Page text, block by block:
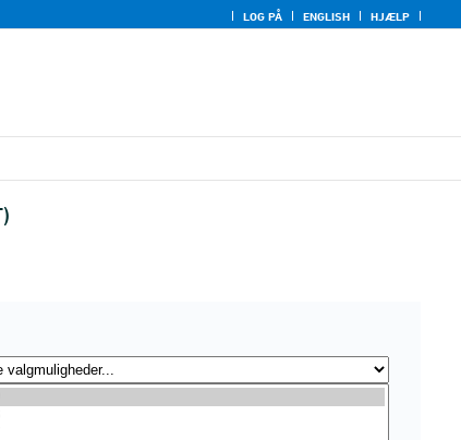
LOG PÅ ENGLISH HJÆLP